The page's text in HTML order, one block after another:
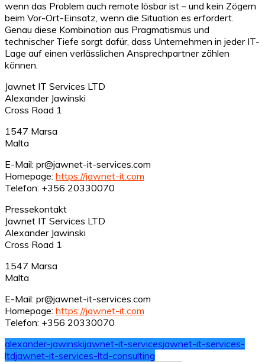
wenn das Problem auch remote lösbar ist – und kein Zögern
beim Vor-Ort-Einsatz, wenn die Situation es erfordert.
Genau diese Kombination aus Pragmatismus und
technischer Tiefe sorgt dafür, dass Unternehmen in jeder IT-
Lage auf einen verlässlichen Ansprechpartner zählen
können.
Jawnet IT Services LTD
Alexander Jawinski
Cross Road 1
1547 Marsa
Malta
E-Mail: pr@jawnet-it-services.com
Homepage: https://jawnet-it.com
Telefon: +356 20330070
Pressekontakt
Jawnet IT Services LTD
Alexander Jawinski
Cross Road 1
1547 Marsa
Malta
E-Mail: pr@jawnet-it-services.com
Homepage: https://jawnet-it.com
Telefon: +356 20330070
alexander-jawinskijawnet-it-servicesjawnet-it-services-
ltdjawnet-it-services-ltd-consulting